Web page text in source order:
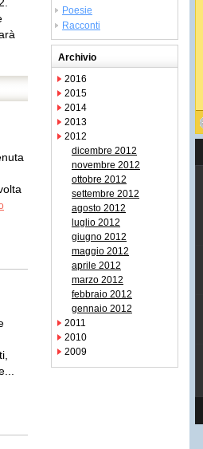
Poesie
Racconti
Archivio
2016
2015
2014
2013
2012
dicembre 2012
novembre 2012
ottobre 2012
settembre 2012
agosto 2012
luglio 2012
giugno 2012
maggio 2012
aprile 2012
marzo 2012
febbraio 2012
gennaio 2012
2011
2010
2009